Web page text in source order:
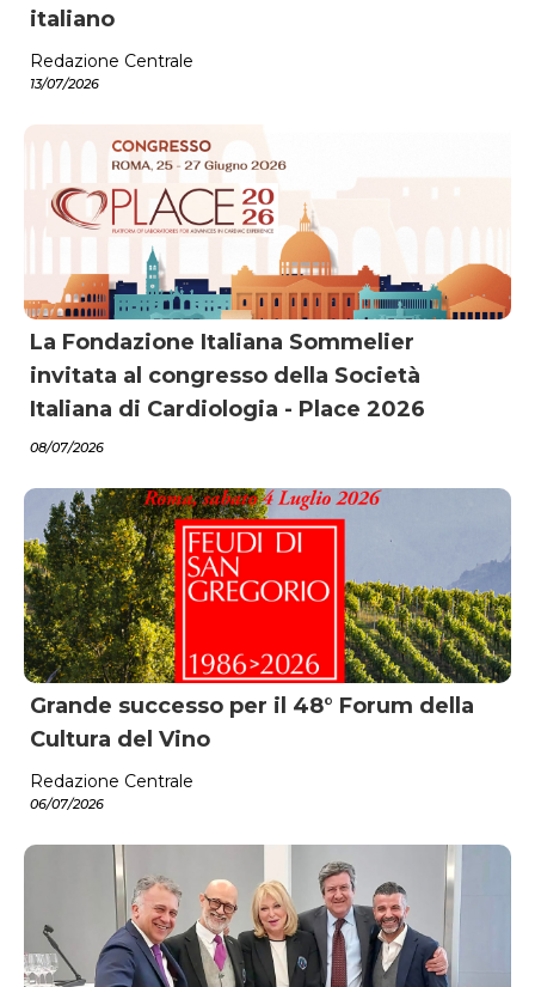
italiano
Redazione Centrale
13/07/2026
La Fondazione Italiana Sommelier
invitata al congresso della Società
Italiana di Cardiologia - Place 2026
08/07/2026
Grande successo per il 48° Forum della
Cultura del Vino
Redazione Centrale
06/07/2026